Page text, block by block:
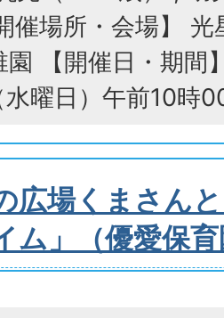
催場所・会場】
園 【開催日・期間
曜日）午前10時
広場くまさん
ム」（優愛保